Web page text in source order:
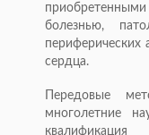
болезнью,
периферических
сердца.
Передовые
многолетние
квалификация